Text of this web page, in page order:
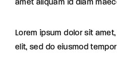
amet aliquam id diam
Lorem ipsum dolor sit
elit, sed do eiusmod